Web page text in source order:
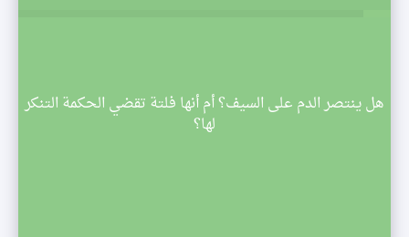
هل ينتصر الدم على السيف؟ أم أنها فلتة تقضي الحكمة التنكر
لها؟